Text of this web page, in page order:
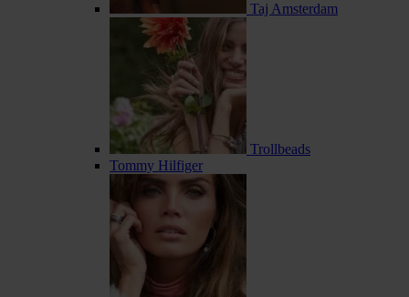
Taj Amsterdam
Trollbeads
Tommy Hilfiger